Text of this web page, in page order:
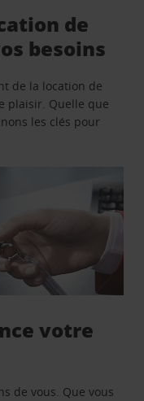
de
besoins
de la location de
plaisir. Quelle que
les clés pour
votre
de vous. Que vous